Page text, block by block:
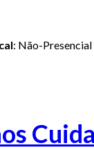
: Não-Presencial